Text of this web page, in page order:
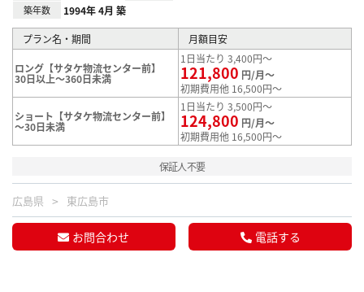
築年数 1994年 4月 築
プラン名・期間 月額目安
ロング【サタケ物流センター前】
30日以上～360日未満
1日当たり 3,400円～
121,800 円/月～
初期費用他 16,500円～
ショート【サタケ物流センター前】
～30日未満
1日当たり 3,500円～
124,800 円/月～
初期費用他 16,500円～
保証人不要
広島県 東広島市
お問合わせ 電話する